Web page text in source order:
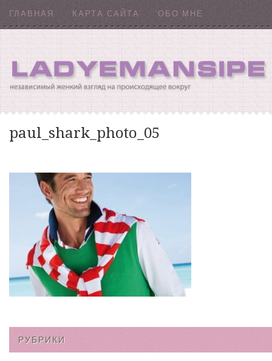
ГЛАВНАЯ КАРТА САЙТА ОБО МНЕ
paul_shark_photo_05
РУБРИКИ